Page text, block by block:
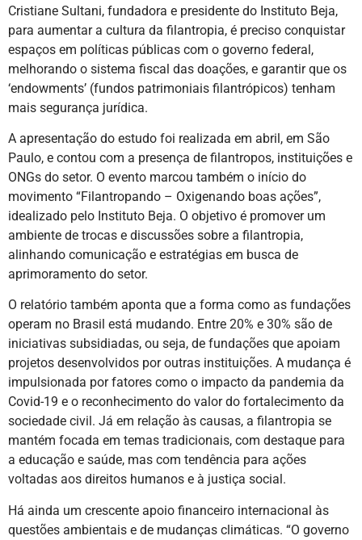
Cristiane Sultani, fundadora e presidente do Instituto Beja,
para aumentar a cultura da filantropia, é preciso conquistar
espaços em políticas públicas com o governo federal,
melhorando o sistema fiscal das doações, e garantir que os
‘endowments’ (fundos patrimoniais filantrópicos) tenham
mais segurança jurídica.
A apresentação do estudo foi realizada em abril, em São
Paulo, e contou com a presença de filantropos, instituições e
ONGs do setor. O evento marcou também o início do
movimento “Filantropando – Oxigenando boas ações”,
idealizado pelo Instituto Beja. O objetivo é promover um
ambiente de trocas e discussões sobre a filantropia,
alinhando comunicação e estratégias em busca de
aprimoramento do setor.
O relatório também aponta que a forma como as fundações
operam no Brasil está mudando. Entre 20% e 30% são de
iniciativas subsidiadas, ou seja, de fundações que apoiam
projetos desenvolvidos por outras instituições. A mudança é
impulsionada por fatores como o impacto da pandemia da
Covid-19 e o reconhecimento do valor do fortalecimento da
sociedade civil. Já em relação às causas, a filantropia se
mantém focada em temas tradicionais, com destaque para
a educação e saúde, mas com tendência para ações
voltadas aos direitos humanos e à justiça social.
Há ainda um crescente apoio financeiro internacional às
questões ambientais e de mudanças climáticas. “O governo